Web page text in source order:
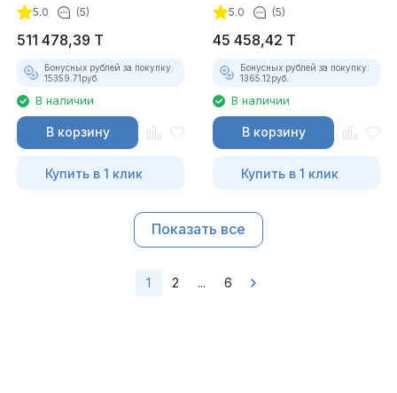
5.0 (5)
511 478,39 T
Бонусных рублей за покупку:
15359.71руб.
В наличии
В корзину
Купить в 1 клик
5.0 (5)
45 458,42 T
Бонусных рублей за покупку:
1365.12руб.
В наличии
В корзину
Купить в 1 клик
Показать все
1 2 ... 6